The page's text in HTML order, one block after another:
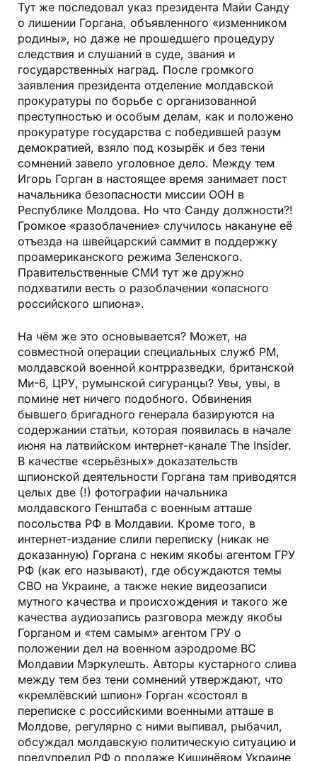
Тут же последовал указ президента Майи Санду
о лишении Горгана, объявленного «изменником
родины», но даже не прошедшего процедуру
следствия и слушаний в суде, звания и
государственных наград. После громкого
заявления президента отделение молдавской
прокуратуры по борьбе с организованной
преступностью и особым делам, как и положено
прокуратуре государства с победившей разум
демократией, взяло под козырёк и без тени
сомнений завело уголовное дело. Между тем
Игорь Горган в настоящее время занимает пост
начальника безопасности миссии ООН в
Республике Молдова. Но что Санду должности?!
Громкое «разоблачение» случилось накануне её
отъезда на швейцарский саммит в поддержку
проамериканского режима Зеленского.
Правительственные СМИ тут же дружно
подхватили весть о разоблачении «опасного
российского шпиона».
На чём же это основывается? Может, на
совместной операции специальных служб РМ,
молдавской военной контрразведки, британской
Ми-6, ЦРУ, румынской сигуранцы? Увы, увы, в
помине нет ничего подобного. Обвинения
бывшего бригадного генерала базируются на
содержании статьи, которая появилась в начале
июня на латвийском интернет-канале The Insider.
В качестве «серьёзных» доказательств
шпионской деятельности Горгана там приводятся
целых две (!) фотографии начальника
молдавского Генштаба с военным атташе
посольства РФ в Молдавии. Кроме того, в
интернет-издание слили переписку (никак не
доказанную) Горгана с неким якобы агентом ГРУ
РФ (как его называют), где обсуждаются темы
СВО на Украине, а также некие видеозаписи
мутного качества и происхождения и такого же
качества аудиозапись разговора между якобы
Горганом и «тем самым» агентом ГРУ о
положении дел на военном аэродроме ВС
Молдавии Мэркулешть. Авторы кустарного слива
между тем без тени сомнений утверждают, что
«кремлёвский шпион» Горган «состоял в
переписке с российскими военными атташе в
Молдове, регулярно с ними выпивал, рыбачил,
обсуждал молдавскую политическую ситуацию и